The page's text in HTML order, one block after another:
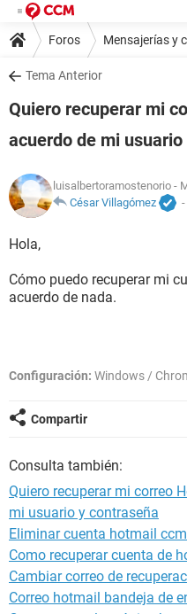
Foros Mensajerías y
Tema Anterior
Quiero recuperar mi
acuerdo de mi
luisalbertoramostenorio -
César Villagómez
-
Hola,
Cómo puedo recuperar mi
acuerdo de nada.
Configuración: Windows /
Compartir
Consulta también:
Quiero recuperar mi correo
mi usuario y contraseña
Eliminar cuenta hotmail ccm
Como recuperar cuenta de
Cambiar correo de
Correo hotmail bandeja de